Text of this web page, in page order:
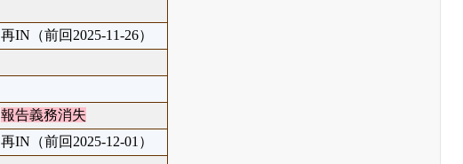
再IN（前回2025-11-26）
報告義務消失
再IN（前回2025-12-01）